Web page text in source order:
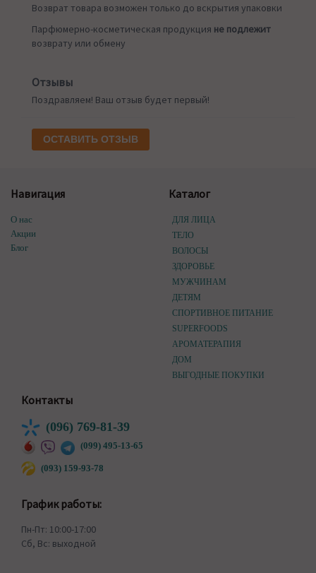
Возврат товара возможен только до вскрытия упаковки
Парфюмерно-косметическая продукция не подлежит
возврату или обмену
Отзывы
Поздравляем! Ваш отзыв будет первый!
ОСТАВИТЬ ОТЗЫВ
Навигация
О нас
Акции
Блог
Каталог
ДЛЯ ЛИЦА
ТЕЛО
ВОЛОСЫ
ЗДОРОВЬЕ
МУЖЧИНАМ
ДЕТЯМ
СПОРТИВНОЕ ПИТАНИЕ
SUPERFOODS
АРОМАТЕРАПИЯ
ДОМ
ВЫГОДНЫЕ ПОКУПКИ
Контакты
(096) 769-81-39
(099) 495-13-65
(093) 159-93-78
График работы:
Пн-Пт: 10:00-17:00
Сб, Вс: выходной